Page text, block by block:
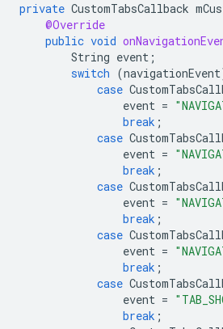
private CustomTabsCallback
@Override
public void
String event ;
switch (navigationEvent
case
event =
break ;
case
event =
break ;
case
event =
break ;
case
event =
break ;
case
event =
break ;